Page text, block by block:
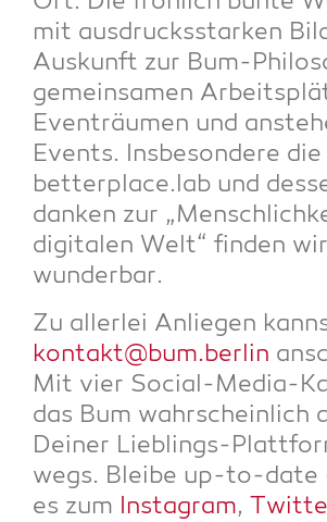
mit aus­drucks­star­ken
Aus­kunft zur Bum-
gemein­sa­men
Even­träu­men und
Events. Ins­be­son­de­re
betterplace.lab und
dan­ken zur
digi­ta­len Welt“ fin­den wir
wunderbar.
Zu aller­lei Anlie­gen
kontakt@bum.berlin
Mit vier Social-Media-
das Bum wahr­schein­lich
Dei­ner Lieb­lings-
wegs. Blei­be up-to-date
es zum Insta­gram,